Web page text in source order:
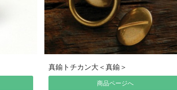
真鍮トチカン大＜真鍮＞
商品ページへ